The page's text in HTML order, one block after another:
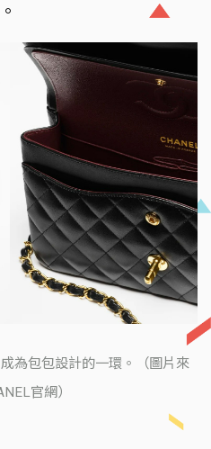
為包包設計的一環。（圖片來
官網）